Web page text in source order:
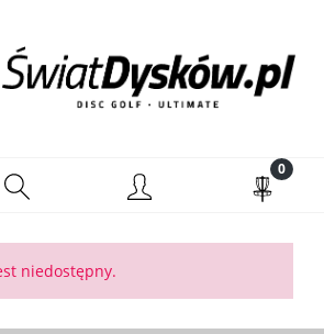
niedostępny.